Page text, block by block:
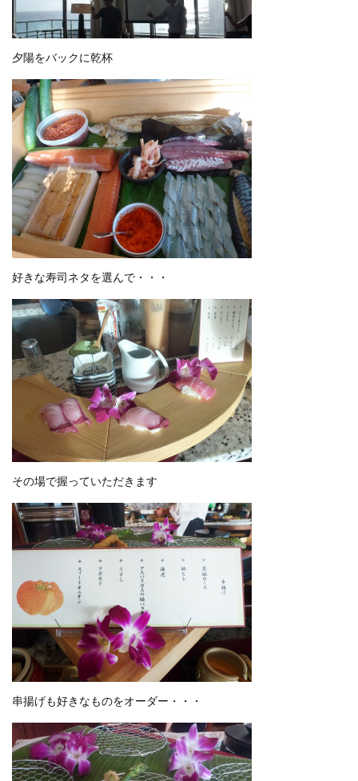
夕陽をバックに乾杯
好きな寿司ネタを選んで・・・
その場で握っていただきます
串揚げも好きなものをオーダー・・・